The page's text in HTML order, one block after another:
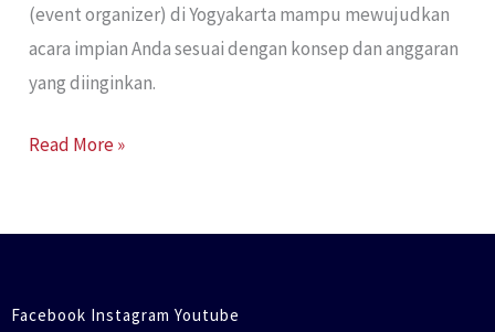
(event organizer) di Yogyakarta mampu mewujudkan
acara impian Anda sesuai dengan konsep dan anggaran
yang diinginkan.
Read More »
Facebook Instagram Youtube